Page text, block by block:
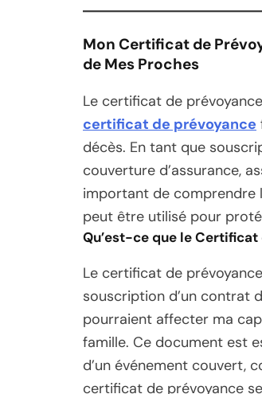
Mon Certificat de
de Mes Proches
Le certificat de
certificat de prévoyance
décès. En tant que
couverture d’assurance,
important de comprendre
peut être utilisé pour
Qu’est-ce que le Certificat
Le certificat de
souscription d’un contrat
pourraient affecter ma
famille. Ce document est
d’un événement couvert,
certificat de prévoyance